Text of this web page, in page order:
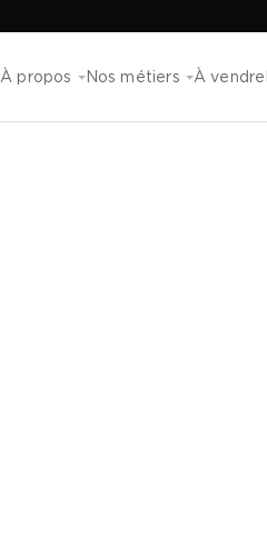
À propos Nos métiers À vendre